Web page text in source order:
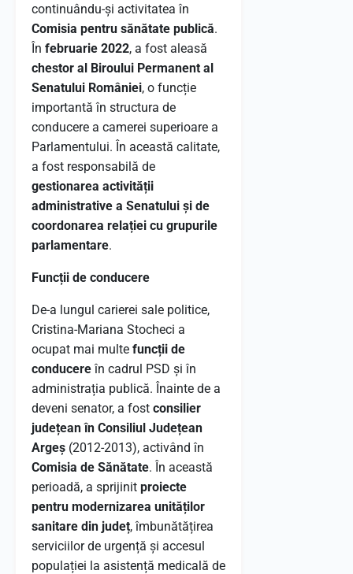
continuându-și activitatea în
Comisia pentru sănătate publică.
În februarie 2022, a fost aleasă
chestor al Biroului Permanent al
Senatului României, o funcție
importantă în structura de
conducere a camerei superioare a
Parlamentului. În această calitate,
a fost responsabilă de
gestionarea activității
administrative a Senatului și de
coordonarea relației cu grupurile
parlamentare.
Funcții de conducere
De-a lungul carierei sale politice,
Cristina-Mariana Stocheci a
ocupat mai multe funcții de
conducereîn cadrul PSD și în
administrația publică. Înainte de a
deveni senator, a fost consilier
județean în Consiliul Județean
Argeș (2012-2013), activând în
Comisia de Sănătate. În această
perioadă, a sprijinit proiecte
pentru modernizarea unităților
sanitare din județ, îmbunătățirea
serviciilor de urgență și accesul
populației la asistență medicală de